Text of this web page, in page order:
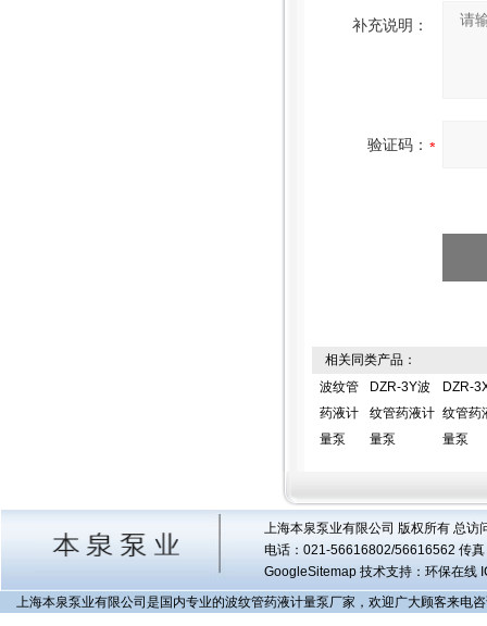
补充说明：
验证码：
相关同类产品：
波纹管
药液计
量泵
DZR-3Y波
纹管药液计
量泵
DZR-
纹管药
量泵
上海本泉泵业有限公司 版权所有 总访
电话：021-56616802/56616562 传
GoogleSitemap技术支持：环保在线
上海本泉泵业有限公司是国内专业的波纹管药液计量泵厂家，欢迎广大顾客来电